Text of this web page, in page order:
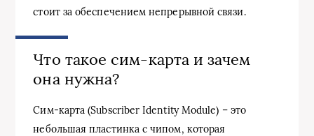
стоит за обеспечением непрерывной связи.
Что такое сим-карта и зачем
она нужна?
Сим-карта (Subscriber Identity Module) – это
небольшая пластинка с чипом, которая